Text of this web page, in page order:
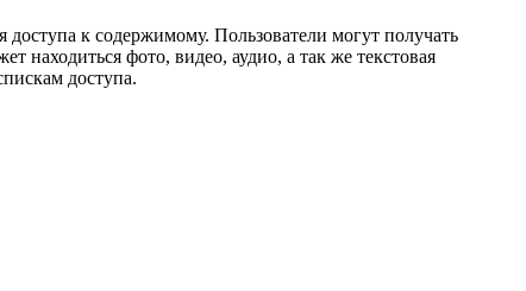
к содержимому. Пользователи могут получать
находиться фото, видео, аудио, а так же текстовая
доступа.